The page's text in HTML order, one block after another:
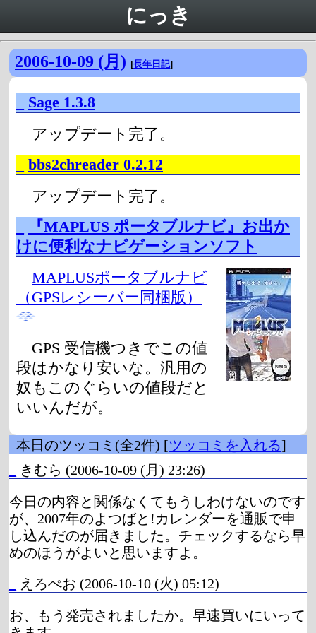
にっき
2006-10-09 (月) [長年日記]
Sage 1.3.8
アップデート完了。
bbs2chreader 0.2.12
アップデート完了。
『MAPLUS ポータブルナビ』お出か
けに便利なナビゲーションソフト
MAPLUSポータブルナビ
（GPSレシーバー同梱版）
GPS 受信機つきでこの値
段はかなり安いな。汎用の
奴もこのぐらいの値段だと
いいんだが。
本日のツッコミ(全2件) [ツッコミを入れる]
きむら (2006-10-09 (月) 23:26)
今日の内容と関係なくてもうしわけないのです
が、2007年のよつばと!カレンダーを通販で申
し込んだのが届きました。チェックするなら早
めのほうがよいと思いますよ。
えろぺお (2006-10-10 (火) 05:12)
お、もう発売されましたか。早速買いにいって